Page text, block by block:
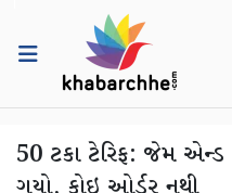
50 ટકા ટેરિફ: જેમ